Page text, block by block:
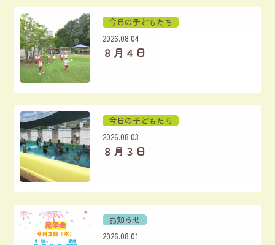
今日の子どもたち
2026.08.04
８月４日
今日の子どもたち
2026.08.03
８月３日
お知らせ
2026.08.01